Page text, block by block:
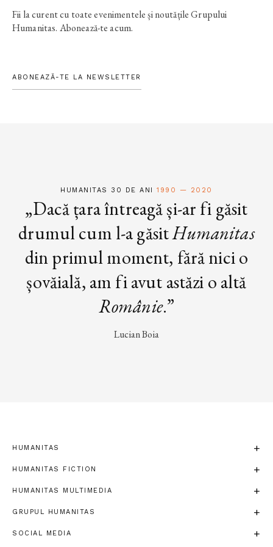
Fii la curent cu toate evenimentele și noutățile Grupului
Humanitas. Abonează-te acum.
ABONEAZĂ-TE LA NEWSLETTER
HUMANITAS 30 DE ANI1990 — 2020
„Dacă țara întreagă și-ar fi găsit
drumul cum l-a găsitHumanitas
din primul moment, fără nici o
șovăială, am fi avut astăzi o altă
Românie.”
Lucian Boia
HUMANITAS
HUMANITAS FICTION
HUMANITAS MULTIMEDIA
GRUPUL HUMANITAS
SOCIAL MEDIA